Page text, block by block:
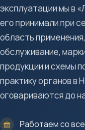
эксплуатации мы в
его принимали при
область
обслуживание,
продукции и схемы
практику органов в
оговариваются до
Работаем со